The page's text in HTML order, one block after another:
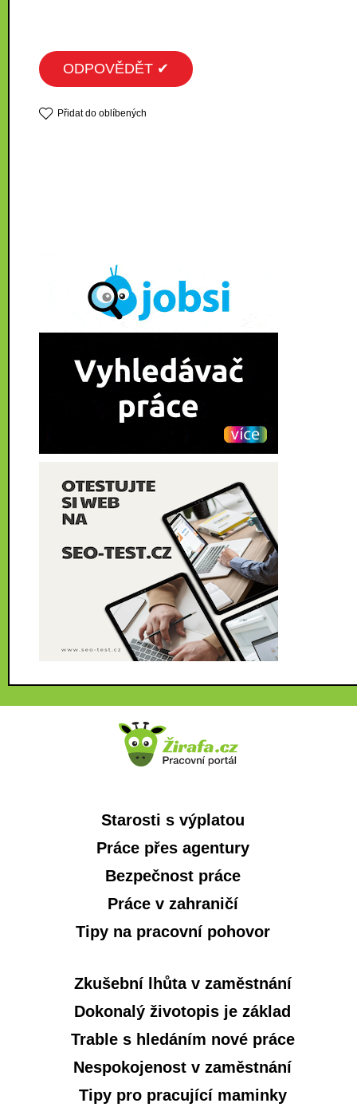
ODPOVĚDĚT ✔
Přidat do oblíbených
Starosti s výplatou
Práce přes agentury
Bezpečnost práce
Práce v zahraničí
Tipy na pracovní pohovor
Zkušební lhůta v zaměstnání
Dokonalý životopis je základ
Trable s hledáním nové práce
Nespokojenost v zaměstnání
Tipy pro pracující maminky